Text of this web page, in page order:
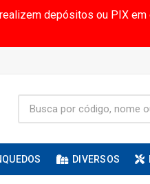
depósitos ou PIX
DIVERSOS